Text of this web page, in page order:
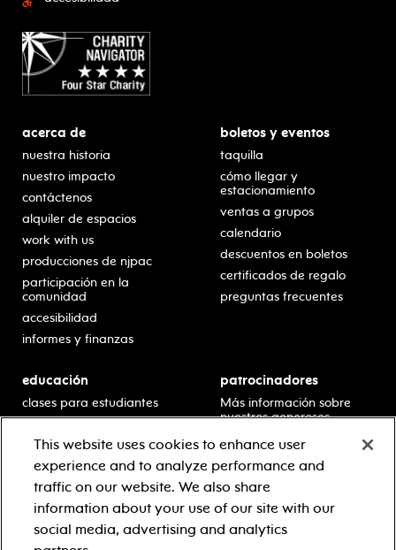
acerca de
nuestra historia
nuestro impacto
contáctenos
alquiler de espacios
work with us
producciones de njpac
participación en la
comunidad
accesibilidad
informes y finanzas
boletos y eventos
taquilla
cómo llegar y
estacionamiento
ventas a grupos
calendario
descuentos en boletos
certificados de regalo
preguntas frecuentes
educación
clases para estudiantes
escolar
residencias en escuelas
desarrollo profesional
recursos para docentes
comuníquese con el
equipo educativo
patrocinadores
Más información sobre
nuestros generosos
This website uses cookies to enhance user
experience and to analyze performance and
traffic on our website. We also share
information about your use of our site with our
social media, advertising and analytics